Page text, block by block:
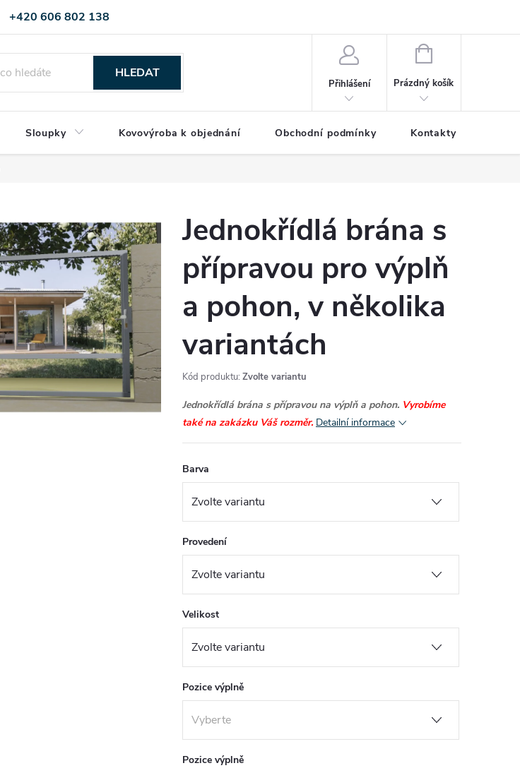
+420 606 802 138
HLEDAT
Přihlášení
NÁKUPNÍ
Prázdný košík
Sloupky Kovovýroba k objednání Obchodní podmínky Kontakty
Jednokřídlá brána s
přípravou pro výplň
a pohon, v několika
variantách
Kód produktu: Zvolte variantu
Jednokřídlá brána s přípravou na výplň a pohon. Vyrobíme
také na zakázku Váš rozměr. Detailní informace
Barva
Provedení
Velikost
Pozice výplně
Pozice výplně